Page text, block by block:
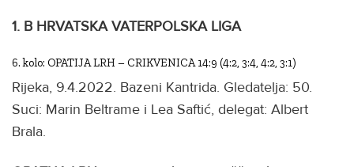
1. B HRVATSKA VATERPOLSKA LIGA
6. kolo: OPATIJA LRH – CRIKVENICA 14:9 (4:2, 3:4, 4:2, 3:1)
Rijeka, 9.4.2022. Bazeni Kantrida. Gledatelja: 50.
Suci: Marin Beltrame i Lea Saftić, delegat: Albert
Brala.